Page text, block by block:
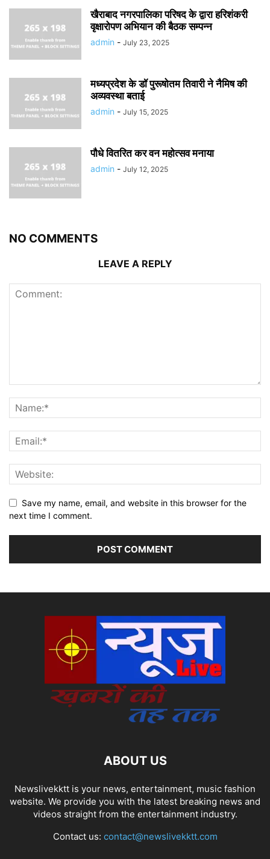
खैराबाद नगरपालिका परिषद के द्वारा हरिशंकरी
वृक्षारोपण अभियान की बैठक सम्पन्न
admin - July 23, 2025
मध्यप्रदेश के डॉ पुरूषोतम तिवारी ने नैमिष की
अव्यवस्था बताई
admin - July 15, 2025
पौधे वितरित कर वन महोत्सव मनाया
admin - July 12, 2025
NO COMMENTS
LEAVE A REPLY
Save my name, email, and website in this browser for the
next time I comment.
ABOUT US
Newslivekktt is your news, entertainment, music fashion
website. We provide you with the latest breaking news and
videos straight from the entertainment industry.
Contact us: contact@newslivekktt.com